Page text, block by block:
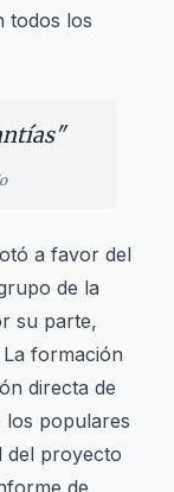
todos los
"
a favor del
de la
su parte,
formación
directa de
los populares
del proyecto
de